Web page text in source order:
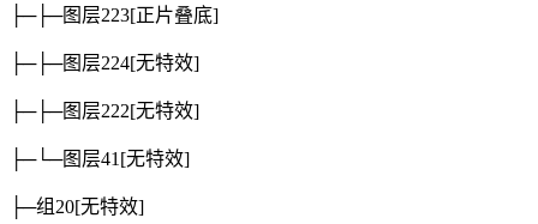
├─├─图层223[正片叠底]
├─├─图层224[无特效]
├─├─图层222[无特效]
├─└─图层41[无特效]
├─组20[无特效]